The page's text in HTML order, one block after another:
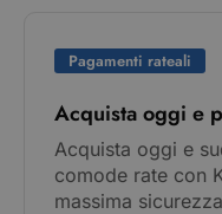
Pagamenti rateali
Acquista oggi e
Acquista oggi e
comode rate con
massima